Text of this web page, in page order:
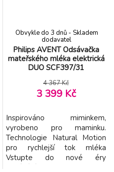
Philips AVENT Odsávačka
mateřského mléka elektrická
DUO SCF397/31
Obvykle do 3 dnů - Skladem
dodavatel
4 367 Kč
3 399 Kč
Inspirováno miminkem,
vyrobeno pro maminku.
Technologie Natural Motion
pro rychlejší tok mléka
Vstupte do nové éry